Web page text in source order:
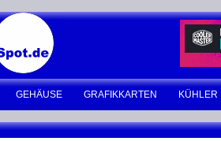
GEHÄUSE GRAFIKKARTEN KÜHLER